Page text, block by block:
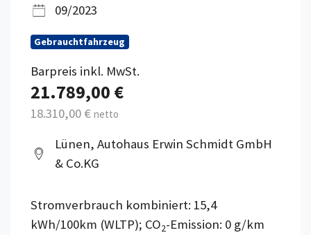
09/2023
Gebrauchtfahrzeug
Barpreis inkl. MwSt.
21.789,00 €
18.310,00 € netto
Lünen, Autohaus Erwin Schmidt GmbH
& Co.KG
Stromverbrauch kombiniert: 15,4
kWh/100km (WLTP); CO2-Emission: 0 g/km